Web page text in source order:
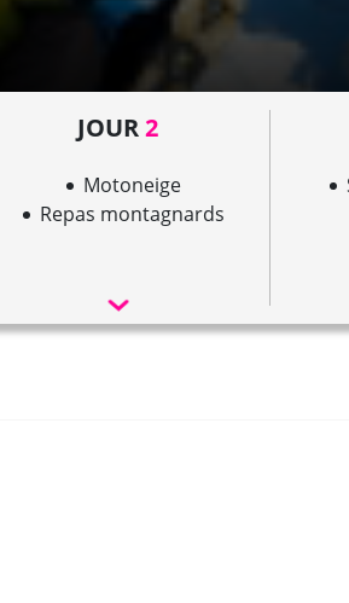
JOUR2
Motoneige
Repas montagnards